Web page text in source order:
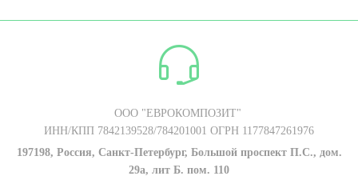
ООО "ЕВРОКОМПОЗИТ"
ИНН/КПП 7842139528/784201001 ОГРН 1177847261976
197198, Россия, Санкт-Петербург, Большой проспект П.С., дом.
29а, лит Б. пом. 110